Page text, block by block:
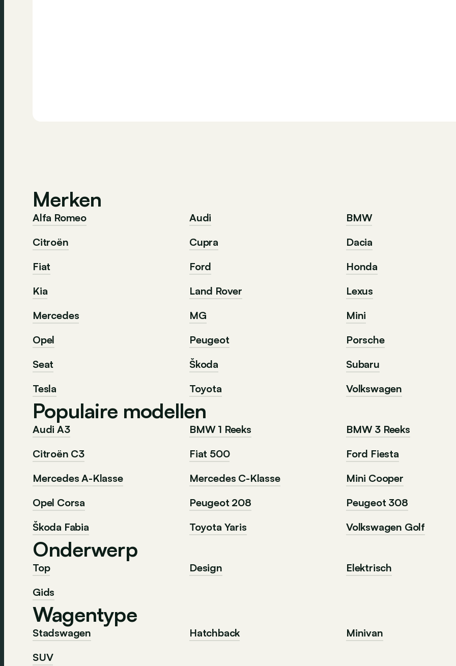
Merken
Alfa Romeo Audi BMW
Citroën
Cupra Dacia
Fiat
Ford Honda
Kia
Land Rover Lexus
Mercedes
MG Mini
Opel
Peugeot Porsche
Seat
Škoda Subaru
Tesla
Toyota Volkswagen
Populaire modellen
Audi A3 BMW 1 Reeks BMW 3 Reeks
Citroën C3
Fiat 500 Ford Fiesta
Mercedes A-Klasse
Mercedes C-Klasse Mini Cooper
Opel Corsa
Peugeot 208 Peugeot 308
Škoda Fabia
Toyota Yaris Volkswagen Golf
Onderwerp
Top Design Elektrisch
Gids
Wagentype
Stadswagen Hatchback Minivan
SUV